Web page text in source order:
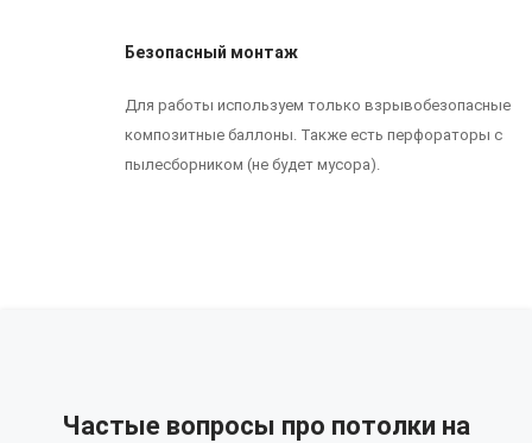
Безопасный монтаж
Для работы используем только взрывобезопасные
композитные баллоны. Также есть перфораторы с
пылесборником (не будет мусора).
Частые вопросы про потолки на